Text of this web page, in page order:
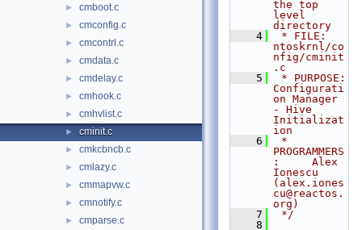
► cmboot.c
► cmconfig.c
► cmcontrl.c
► cmdata.c
► cmdelay.c
► cmhook.c
► cmhvlist.c
► cminit.c
► cmkcbncb.c
► cmlazy.c
► cmmapvw.c
► cmnotify.c
► cmparse.c
the top
level
directory
    4
* FILE:
ntoskrnl/co
nfig/cminit
.c
    5
* PURPOSE:
Configurati
on Manager
- Hive
Initializat
ion
    6
*
PROGRAMMERS
:     Alex
Ionescu
(alex.iones
cu@reactos.
org)
    7
*/
    8